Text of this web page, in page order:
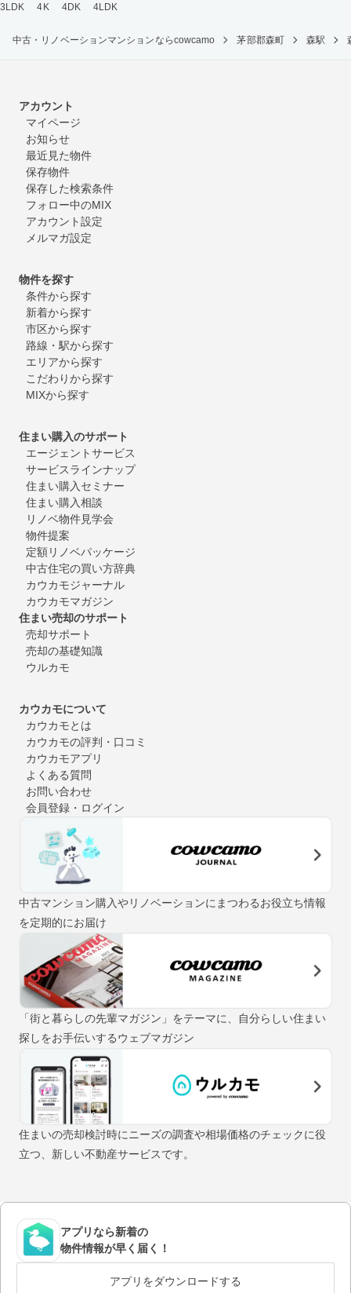
3LDK
4K 4DK 4LDK
中古・リノベーションマンションならcowcamo 茅部郡森町 森駅
アカウント
マイページ
お知らせ
最近見た物件
保存物件
保存した検索条件
フォロー中のMIX
アカウント設定
メルマガ設定
物件を探す
条件から探す
新着から探す
市区から探す
路線・駅から探す
エリアから探す
こだわりから探す
MIXから探す
住まい購入のサポート
エージェントサービス
サービスラインナップ
住まい購入セミナー
住まい購入相談
リノベ物件見学会
物件提案
定額リノベパッケージ
中古住宅の買い方辞典
カウカモジャーナル
カウカモマガジン
住まい売却のサポート
売却サポート
売却の基礎知識
ウルカモ
カウカモについて
カウカモとは
カウカモの評判・口コミ
カウカモアプリ
よくある質問
お問い合わせ
会員登録・ログイン
中古マンション購入やリノベーションにまつわるお役立ち情報
を定期的にお届け
「街と暮らしの先輩マガジン」をテーマに、自分らしい住まい
探しをお手伝いするウェブマガジン
住まいの売却検討時にニーズの調査や相場価格のチェックに役
立つ、新しい不動産サービスです。
アプリなら新着の
物件情報が早く届く！
アプリをダウンロードする